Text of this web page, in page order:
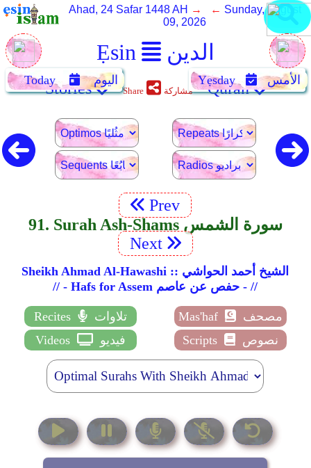
Ẹsin الدين
Ahad, 24 Safar 1448 AH → ← Sunday, August
09, 2026
Today اليوم Yẹsday الأمس Stories Share مشاركة Quran
Prev
91. Surah Ash-Shams سورة الشمس
Next
Sheikh Ahmad Al-Hawashi :: الشيخ أحمد الحواشي
// - Hafs for Assem حفص عن عاصم - //
Recites تلاوات Mas'haf
مصحف
Videos
فيديو Scripts نصوص